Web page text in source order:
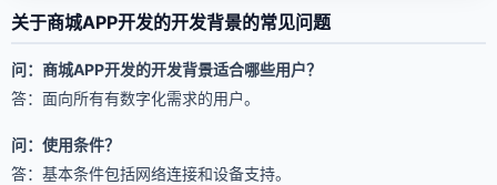
关于商城APP开发的开发背景的常见问题
问：商城APP开发的开发背景适合哪些用户？
答：面向所有有数字化需求的用户。
问：使用条件？
答：基本条件包括网络连接和设备支持。